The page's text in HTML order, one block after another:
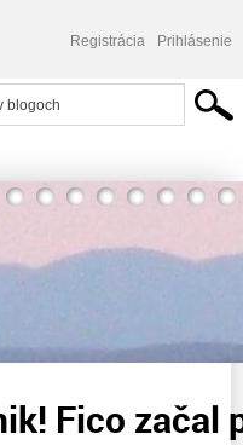
Registrácia Prihlásenie
kampaň!
Fico začal